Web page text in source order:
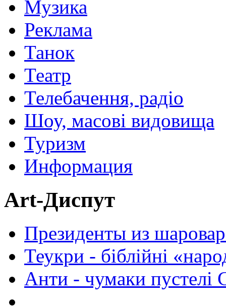
Музика
Реклама
Танок
Театр
Телебачення, радіо
Шоу, масові видовища
Туризм
Информация
Art-Диспут
Президенты из
Теукри - біблійні
Анти - чумаки пустелі